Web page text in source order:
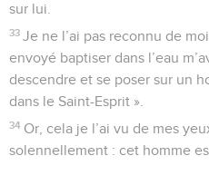
sur lui.
33 Je ne l’ai pas reconnu de
envoyé baptiser dans l’eau
descendre et se poser sur un
dans le Saint-Esprit ».
34 Or, cela je l’ai vu de mes
solennellement : cet homme